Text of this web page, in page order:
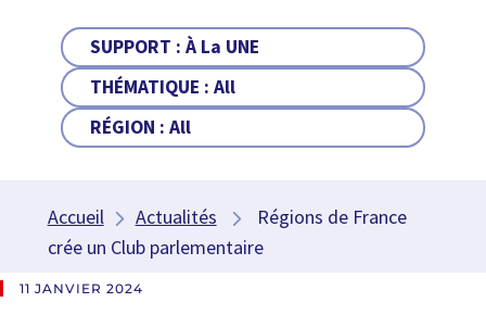
SUPPORT :À La UNE
THÉMATIQUE :All
RÉGION :All
Accueil Actualités
Régions de France
crée un Club parlementaire
11 JANVIER 2024